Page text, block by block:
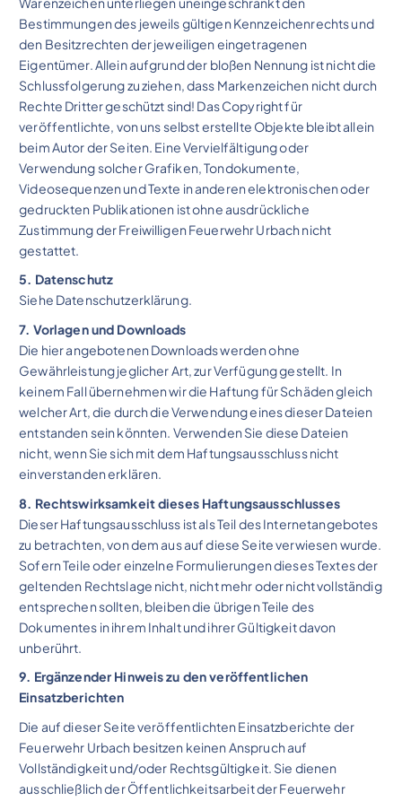
Bestimmungen des jeweils gültigen Kennzeichenrechts und
den Besitzrechten der jeweiligen eingetragenen
Eigentümer. Allein aufgrund der bloßen Nennung ist nicht die
Schlussfolgerung zu ziehen, dass Markenzeichen nicht durch
Rechte Dritter geschützt sind! Das Copyright für
veröffentlichte, von uns selbst erstellte Objekte bleibt allein
beim Autor der Seiten. Eine Vervielfältigung oder
Verwendung solcher Grafiken, Tondokumente,
Videosequenzen und Texte in anderen elektronischen oder
gedruckten Publikationen ist ohne ausdrückliche
Zustimmung der Freiwilligen Feuerwehr Urbach nicht
gestattet.
5. Datenschutz
Siehe Datenschutzerklärung.
7. Vorlagen und Downloads
Die hier angebotenen Downloads werden ohne
Gewährleistung jeglicher Art, zur Verfügung gestellt. In
keinem Fall übernehmen wir die Haftung für Schäden gleich
welcher Art, die durch die Verwendung eines dieser Dateien
entstanden sein könnten. Verwenden Sie diese Dateien
nicht, wenn Sie sich mit dem Haftungsausschluss nicht
einverstanden erklären.
8. Rechtswirksamkeit dieses Haftungsausschlusses
Dieser Haftungsausschluss ist als Teil des Internetangebotes
zu betrachten, von dem aus auf diese Seite verwiesen wurde.
Sofern Teile oder einzelne Formulierungen dieses Textes der
geltenden Rechtslage nicht, nicht mehr oder nicht vollständig
entsprechen sollten, bleiben die übrigen Teile des
Dokumentes in ihrem Inhalt und ihrer Gültigkeit davon
unberührt.
9. Ergänzender Hinweis zu den veröffentlichen
Einsatzberichten
Die auf dieser Seite veröffentlichten Einsatzberichte der
Feuerwehr Urbach besitzen keinen Anspruch auf
Vollständigkeit und/oder Rechtsgültigkeit. Sie dienen
ausschließlich der Öffentlichkeitsarbeit der Feuerwehr